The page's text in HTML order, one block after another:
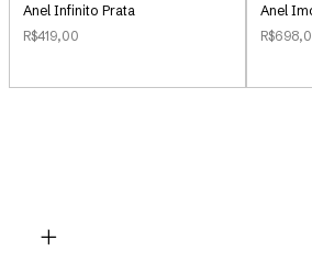
Anel Infinito Prata
R$419,00
Anel